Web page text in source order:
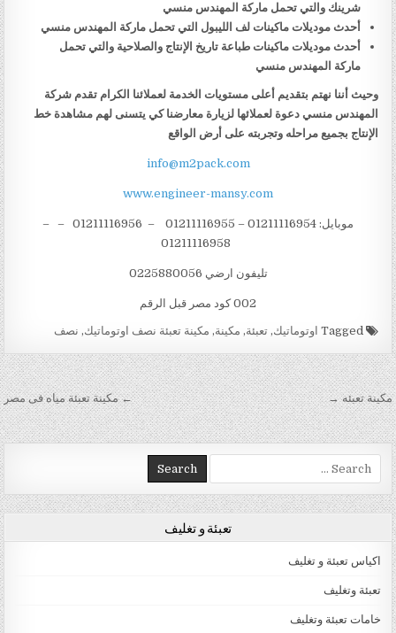
شرينك والتي تحمل ماركة المهندس منسي
أحدث موديلات ماكينات لف الليبول التي تحمل ماركة المهندس منسي
أحدث موديلات ماكينات طباعة تاريخ الإنتاج والصلاحية والتي تحمل
ماركة المهندس منسي
وحيث أننا نهتم بتقديم أعلى مستويات الخدمة لعملائنا الكرام تقدم شركة
المهندس منسي دعوة لعملائها لزيارة معارضنا كي يتسنى لهم مشاهدة خط
الإنتاج بجميع مراحله وتجربته على أرض الواقع
info@m2pack.com
www.engineer-mansy.com
موبايل: 01211116954 – 01211116955 – 01211116956 – –
تليفون ارضي 0225880056
002 كود مصر قبل الرقم
Tagged اوتوماتيك,تعبئة, مكينة, مكينة تعبئة نصف اوتوماتيك, نصف
تصفّح المقالات ← مكينة تعبئة مياه فى مصر مكينة تعبئه →
Search for:
تعبئة و تغليف
اكياس تعبئة و تغليف
تعبئة وتغليف
خامات تعبئة وتغليف